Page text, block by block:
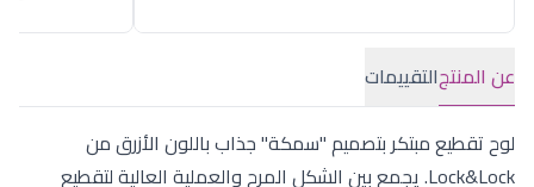
عن المنتجالتقييمات
لوح تقطيع مبتكر بتصميم "سمكة" جذاب باللون الأزرق من
Lock&Lock. يجمع بين الشكل المرح والعملية العالية لتقطيع